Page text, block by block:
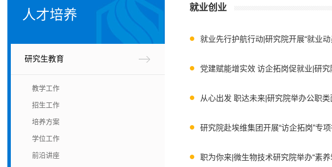
人才培养
研究生教育
教学工作
招生工作
培养方案
学位工作
前沿讲座
就业创业
就业先行护航行动|研究院开展“就业
党建赋能增实效 访企拓岗促就业|研
从心出发 职达未来|研究院举办公职
研究院赴埃维集团开展“访企拓岗”专
职为你来|微生物技术研究院举办“素